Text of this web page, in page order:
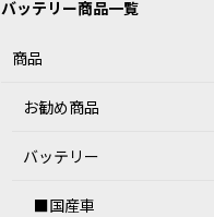
バッテリー商品一覧
商品
お勧め商品
バッテリー
■国産車